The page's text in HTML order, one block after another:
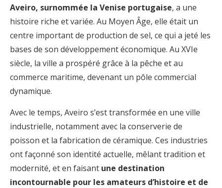
Aveiro, surnommée la Venise portugaise, a une
histoire riche et variée. Au Moyen Âge, elle était un
centre important de production de sel, ce qui a jeté les
bases de son développement économique. Au XVIe
siècle, la ville a prospéré grâce à la pêche et au
commerce maritime, devenant un pôle commercial
dynamique.
Avec le temps, Aveiro s’est transformée en une ville
industrielle, notamment avec la conserverie de
poisson et la fabrication de céramique. Ces industries
ont façonné son identité actuelle, mêlant tradition et
modernité, et en faisant une destination
incontournable pour les amateurs d’histoire et de